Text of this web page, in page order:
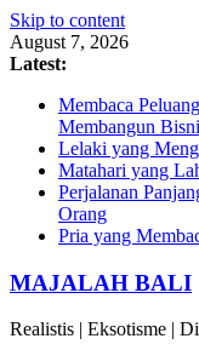
Skip to content
August 7, 2026
Latest:
Membaca
Membangun
Lelaki yang
Matahari yang
Perjalanan
Orang
Pria yang
MAJALAH BALI
Realistis | Eksotisme |